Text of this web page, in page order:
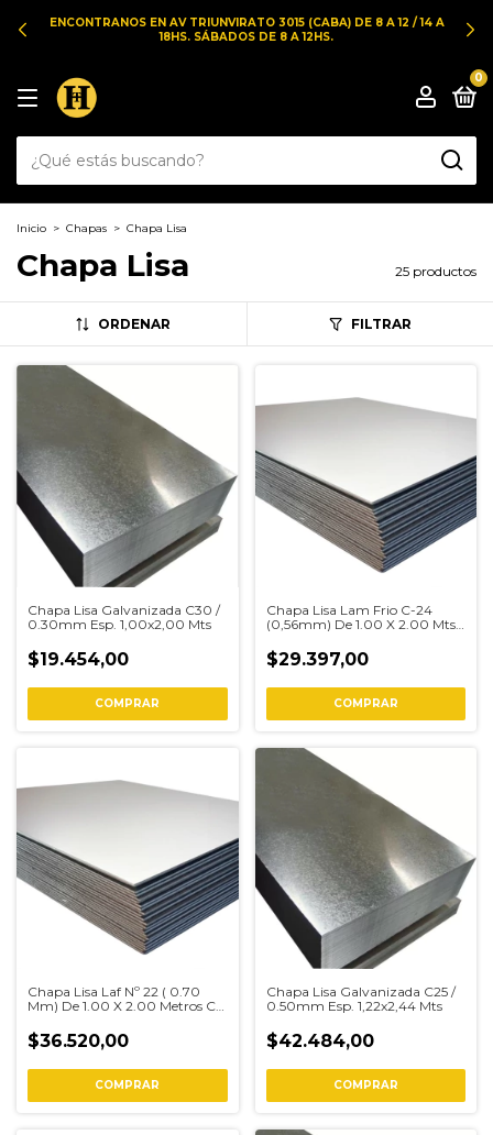
ENCONTRANOS EN AV TRIUNVIRATO 3015 (CABA) DE 8 A 12 / 14 A
18HS. SÁBADOS DE 8 A 12HS.
0
Inicio > Chapas > Chapa Lisa
Chapa Lisa 25 productos
ORDENAR FILTRAR
Chapa Lisa Galvanizada C30 /
0.30mm Esp. 1,00x2,00 Mts
$19.454,00
COMPRAR
Chapa Lisa Lam Frio C-24
(0,56mm) De 1.00 X 2.00 Mts
$29.397,00
COMPRAR
Chapa Lisa Laf Nº 22 ( 0.70
Mm) De 1.00 X 2.00 Metros C-
$36.520,00
COMPRAR
Chapa Lisa Galvanizada C25 /
0.50mm Esp. 1,22x2,44 Mts
$42.484,00
COMPRAR